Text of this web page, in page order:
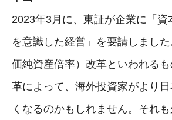
2023年3月に、東証が企業に「資
を意識した経営」を要請しまし
価純資産倍率）改革といわれる
革によって、海外投資家がより
くなるのかもしれません。それ